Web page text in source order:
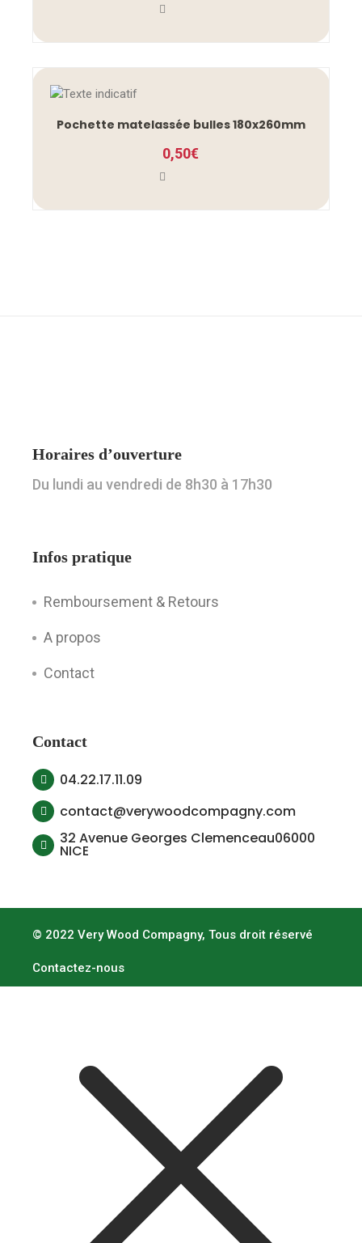
Pochette matelassée bulles 180x260mm
0,50€
Horaires d’ouverture
Du lundi au vendredi de 8h30 à 17h30
Infos pratique
Remboursement & Retours
A propos
Contact
Contact
04.22.17.11.09
contact@verywoodcompagny.com
32 Avenue Georges Clemenceau06000
NICE
© 2022 Very Wood Compagny, Tous droit réservé
Contactez-nous